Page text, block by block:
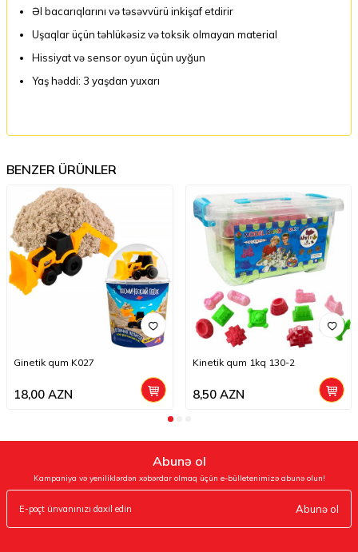
Əl bacarıqlarını və təsəvvürü inkişaf etdirir
Uşaqlar üçün təhlükəsiz və toksik olmayan material
Hissiyat və sensor oyun üçün uyğun
Yaş həddi: 3 yaşdan yuxarı
BENZER ÜRÜNLER
Ginetik qum K027
18,00 AZN
Kinetik qum 1kq 130-2
8,50AZN
Abunə ol
Kampaniya və yeniliklərdən xəbərdar olmaq üçün e-bülletenimizə abunə olun!
Abunə ol